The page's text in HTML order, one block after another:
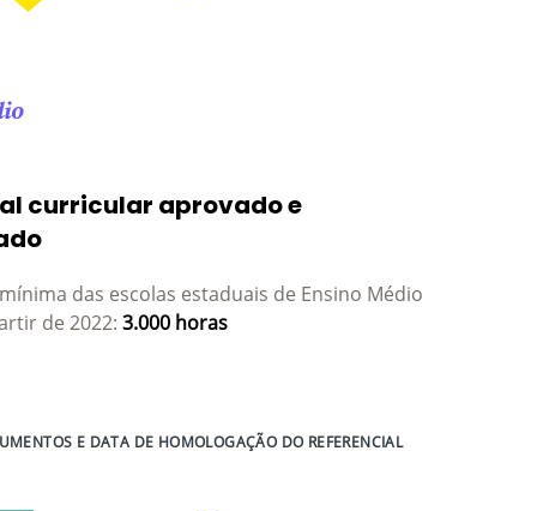
curricular aprovado e
das escolas estaduais de Ensino Médio
de 2022: 3.000 horas
E DATA DE HOMOLOGAÇÃO DO REFERENCIAL